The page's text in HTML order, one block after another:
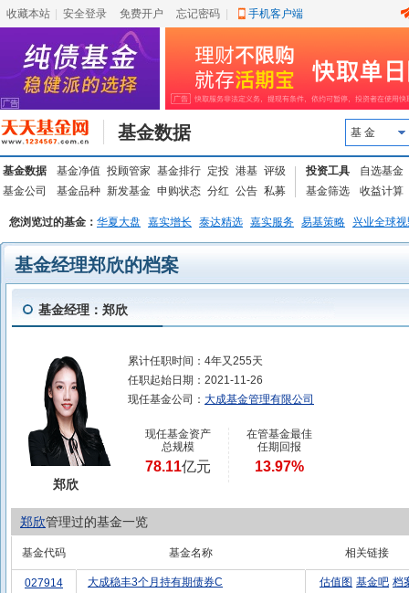
收藏本站 安全登录 免费开户 忘记密码 手机客户端
基金数据 基 金
基金数据 基金净值 投顾管家 基金排行 定投 港基 评级
基金公司
基金品种 新发基金 申购状态 分红 公告 私募
投资工具
自选基金
基金筛选
收益计算
您浏览过的基金： 华夏大盘 嘉实增长 泰达精选 嘉实服务 易基策略 兴业全球
基金经理郑欣的档案
基金经理：郑欣
郑欣
累计任职时间： 4年又255天
任职起始日期： 2021-11-26
现任基金公司： 大成基金管理有限公司
现任基金资产
总规模
78.11亿元
在管基金最佳
任期回报
13.97%
郑欣管理过的基金一览
基金代码 基金名称 相关链接
027914 大成稳丰3个月持有期债券C 估值图 基金吧 档